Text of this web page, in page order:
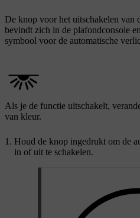
De knop voor het uitschakelen van
bevindt zich in de plafondconsole
symbool voor de automatische
Als je de functie uitschakelt,
van kleur.
Houd de knop ingedrukt om de
in of uit te schakelen.